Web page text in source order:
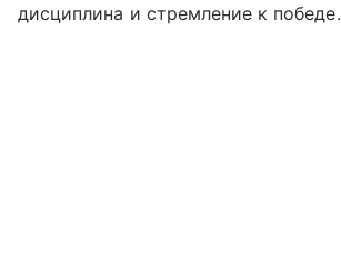
дисциплина и стремление к победе.